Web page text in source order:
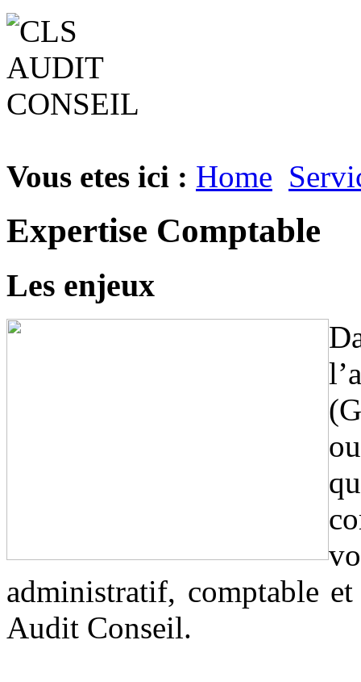
Vous etes ici : Home
Expertise Comptable
Les enjeux
administratif, comptable
Audit Conseil.